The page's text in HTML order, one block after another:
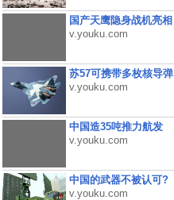
国产天鹰隐身战机亮相
v.youku.com
苏57可携带多枚核导弹
v.youku.com
中国造35吨推力航发
v.youku.com
中国的武器不被认可?
v.youku.com